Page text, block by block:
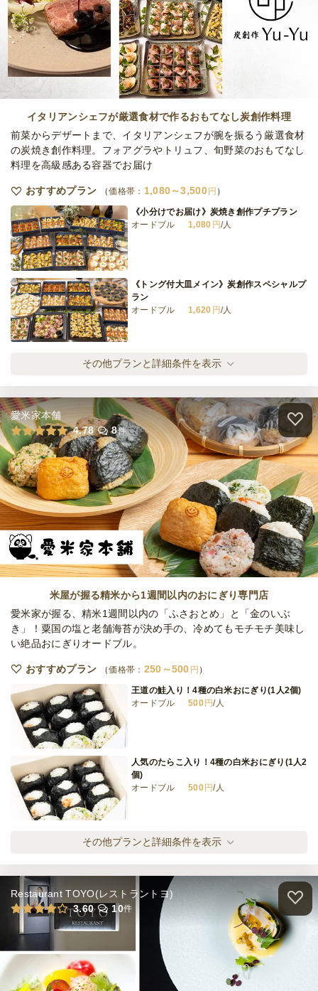
Grolla‐温製メインのラグジュアリープラン
オードブル
5,000円/人
全てのプランを見る（5件）
オードブル
締切 2日前12時
最低ご注文金額 30,000円
イタリアンシェフが厳選食材で作るおもてなし炭創作料理
前菜からデザートまで、イタリアンシェフが腕を振るう厳選食材
の炭焼き創作料理。フォアグラやトリュフ、旬野菜のおもてなし
料理を高級感ある容器でお届け
おすすめプラン 価格帯： 1,080～3,500 円
《小分けでお届け》炭焼き創作プチプラン
オードブル
1,080 円/人
《トング付大皿メイン》炭創作スペシャルプ
ラン
オードブル
1,620 円/人
《小分けで届く》炭創作スペシャルプラン
オードブル
1,620円/人
《トング付・大皿メイン》3種の炭焼き肉プ
ラン
オードブル
2,000円/人
《小分けで届く》3種の炭焼き肉プラン
オードブル
2,100円/人
《トング付・大皿メイン》3種の炭焼き肉と
オードブル
2,500円/人
《小分けで届く》3種の炭焼き肉とお魚プラ
オードブル
2,600
全てのプランを見る（9件）
オードブル
30,000円
その他プランと詳細条件を表示
愛米家本舗
4.78
8件
米屋が握る精米から1週間以内のおにぎり専門店
愛米家が握る、精米1週間以内の「ふさおとめ」と「金のいぶ
き」！粟国の塩と老舗海苔が決め手の、冷めてもモチモチ美味し
い絶品おにぎりオードブル。
おすすめプラン 価格帯： 250～500 円
王道の鮭入り！4種の白米おにぎり(1人2個)
オードブル
500円/人
人気のたらこ入り！4種の白米おにぎり(1人2
個)
オードブル
500 円/人
個)
じゃこむすび入り！4種の白米おにぎり(1人2
鮭入り！3種の白米おにぎりといなり(1人2
その他プランと詳細条件を表示
Restaurant TOYO(レストラントヨ)
3.60
10件